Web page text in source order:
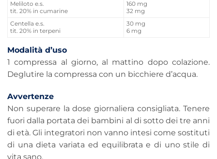
Meliloto e.s.
tit. 20% in cumarine
160 mg
32 mg
Centella e.s.
tit. 20% in terpeni
30 mg
6 mg
Modalità d’uso
1 compressa al giorno, al mattino dopo colazione.
Deglutire la compressa con un bicchiere d’acqua.
Avvertenze
Non superare la dose giornaliera consigliata. Tenere
fuori dalla portata dei bambini al di sotto dei tre anni
di età. Gli integratori non vanno intesi come sostituti
di una dieta variata ed equilibrata e di uno stile di
vita sano.